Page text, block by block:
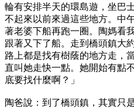
輪有安排半天的環島遊，坐巴
不起來以前來過這些地方。中
著老婆下船再跑一圈。陶媽看
跟著又下了船。走到橋頭鎮大
路上都是找有樹蔭的地方走，
直叫她走快一點。她開始有點
底要找什麼啊？」
陶爸說：到了橋頭鎮，其實只